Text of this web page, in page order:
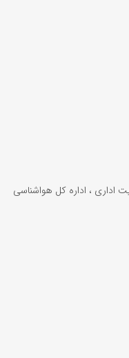
اداری ، اداره کل هواشناسی